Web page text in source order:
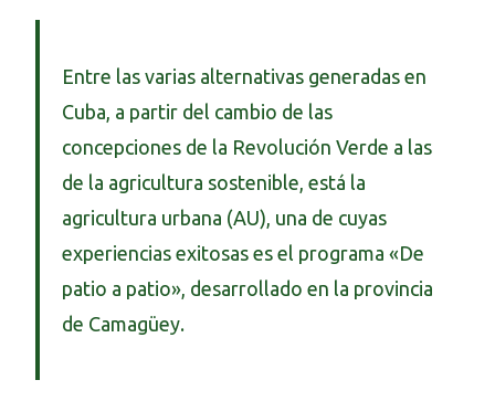
Entre las varias alternativas generadas en
Cuba, a partir del cambio de las
concepciones de la Revolución Verde a las
de la agricultura sostenible, está la
agricultura urbana (AU), una de cuyas
experiencias exitosas es el programa «De
patio a patio», desarrollado en la provincia
de Camagüey.